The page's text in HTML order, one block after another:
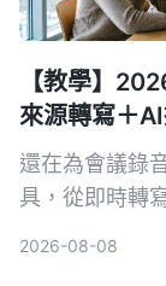
【教學】
來源轉寫＋
還在為會議錄
具，從即時轉
2026-08-08